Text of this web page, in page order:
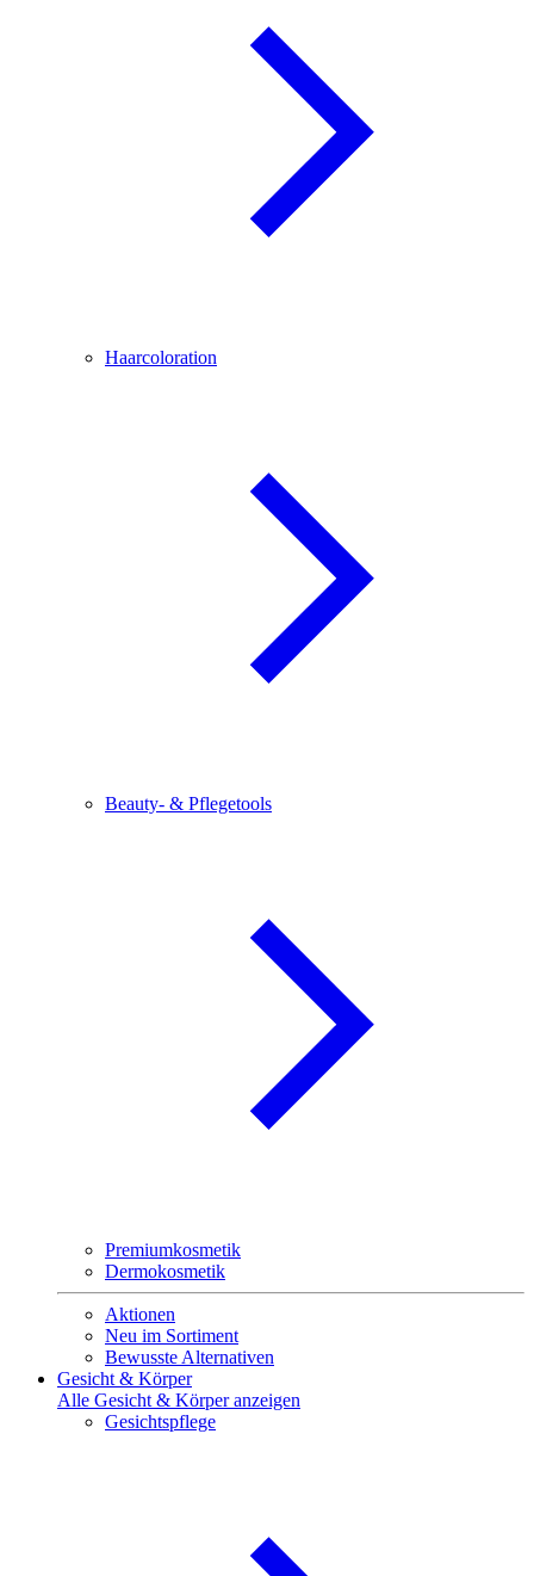
Haarcoloration
Beauty- & Pflegetools
Premiumkosmetik
Dermokosmetik
Aktionen
Neu im Sortiment
Bewusste Alternativen
Gesicht & Körper
Alle Gesicht & Körper anzeigen
Gesichtspflege